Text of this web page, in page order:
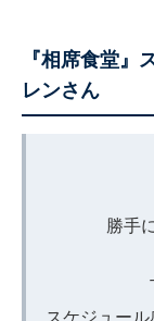
『相席食堂』
レンさん
勝手